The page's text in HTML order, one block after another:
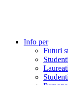
Info per
Futuri
Laureati